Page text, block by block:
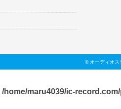
© オーディオ
/home/maru4039/ic-